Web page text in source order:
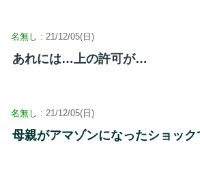
名無し : 21/12/05(日)
あれには…上の許可が…
名無し : 21/12/05(日)
母親がアマゾンになったショッ